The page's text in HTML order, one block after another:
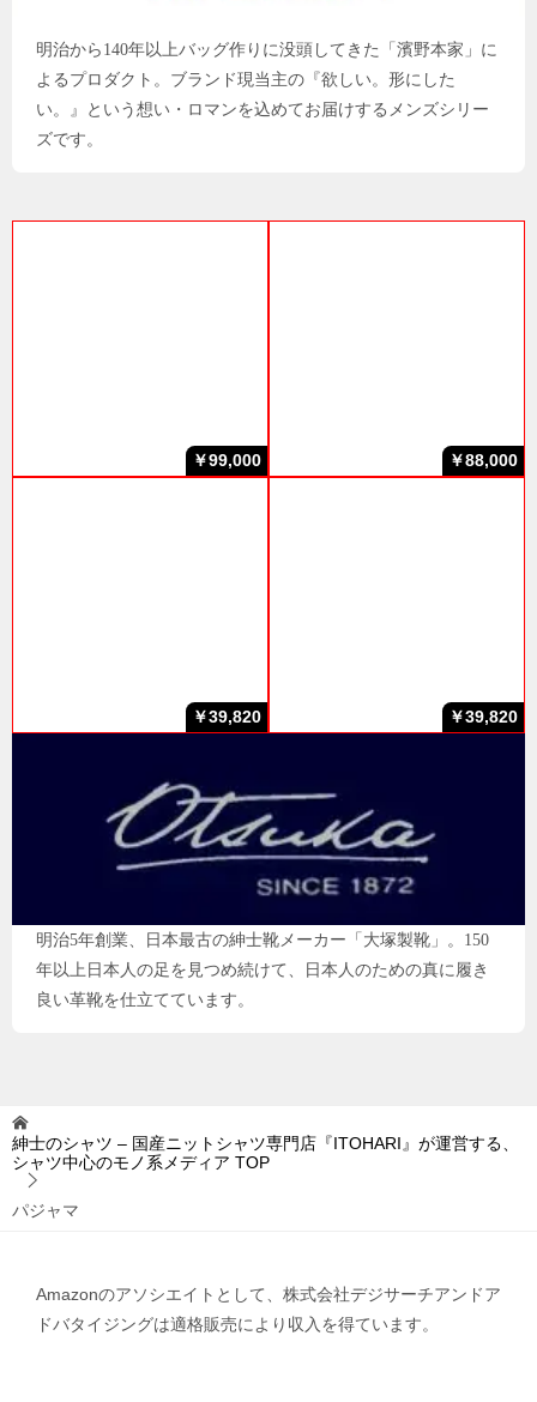
明治から140年以上バッグ作りに没頭してきた「濱野本家」に
よるプロダクト。ブランド現当主の『欲しい。形にした
い。』という想い・ロマンを込めてお届けするメンズシリー
ズです。
￥99,000 ￥88,000
￥39,820 ￥39,820
明治5年創業、日本最古の紳士靴メーカー「大塚製靴」。150
年以上日本人の足を見つめ続けて、日本人のための真に履き
良い革靴を仕立てています。
紳士のシャツ – 国産ニットシャツ専門店『ITOHARI』が運営する、
シャツ中心のモノ系メディア TOP
パジャマ
Amazonのアソシエイトとして、株式会社デジサーチアンドア
ドバタイジングは適格販売により収入を得ています。